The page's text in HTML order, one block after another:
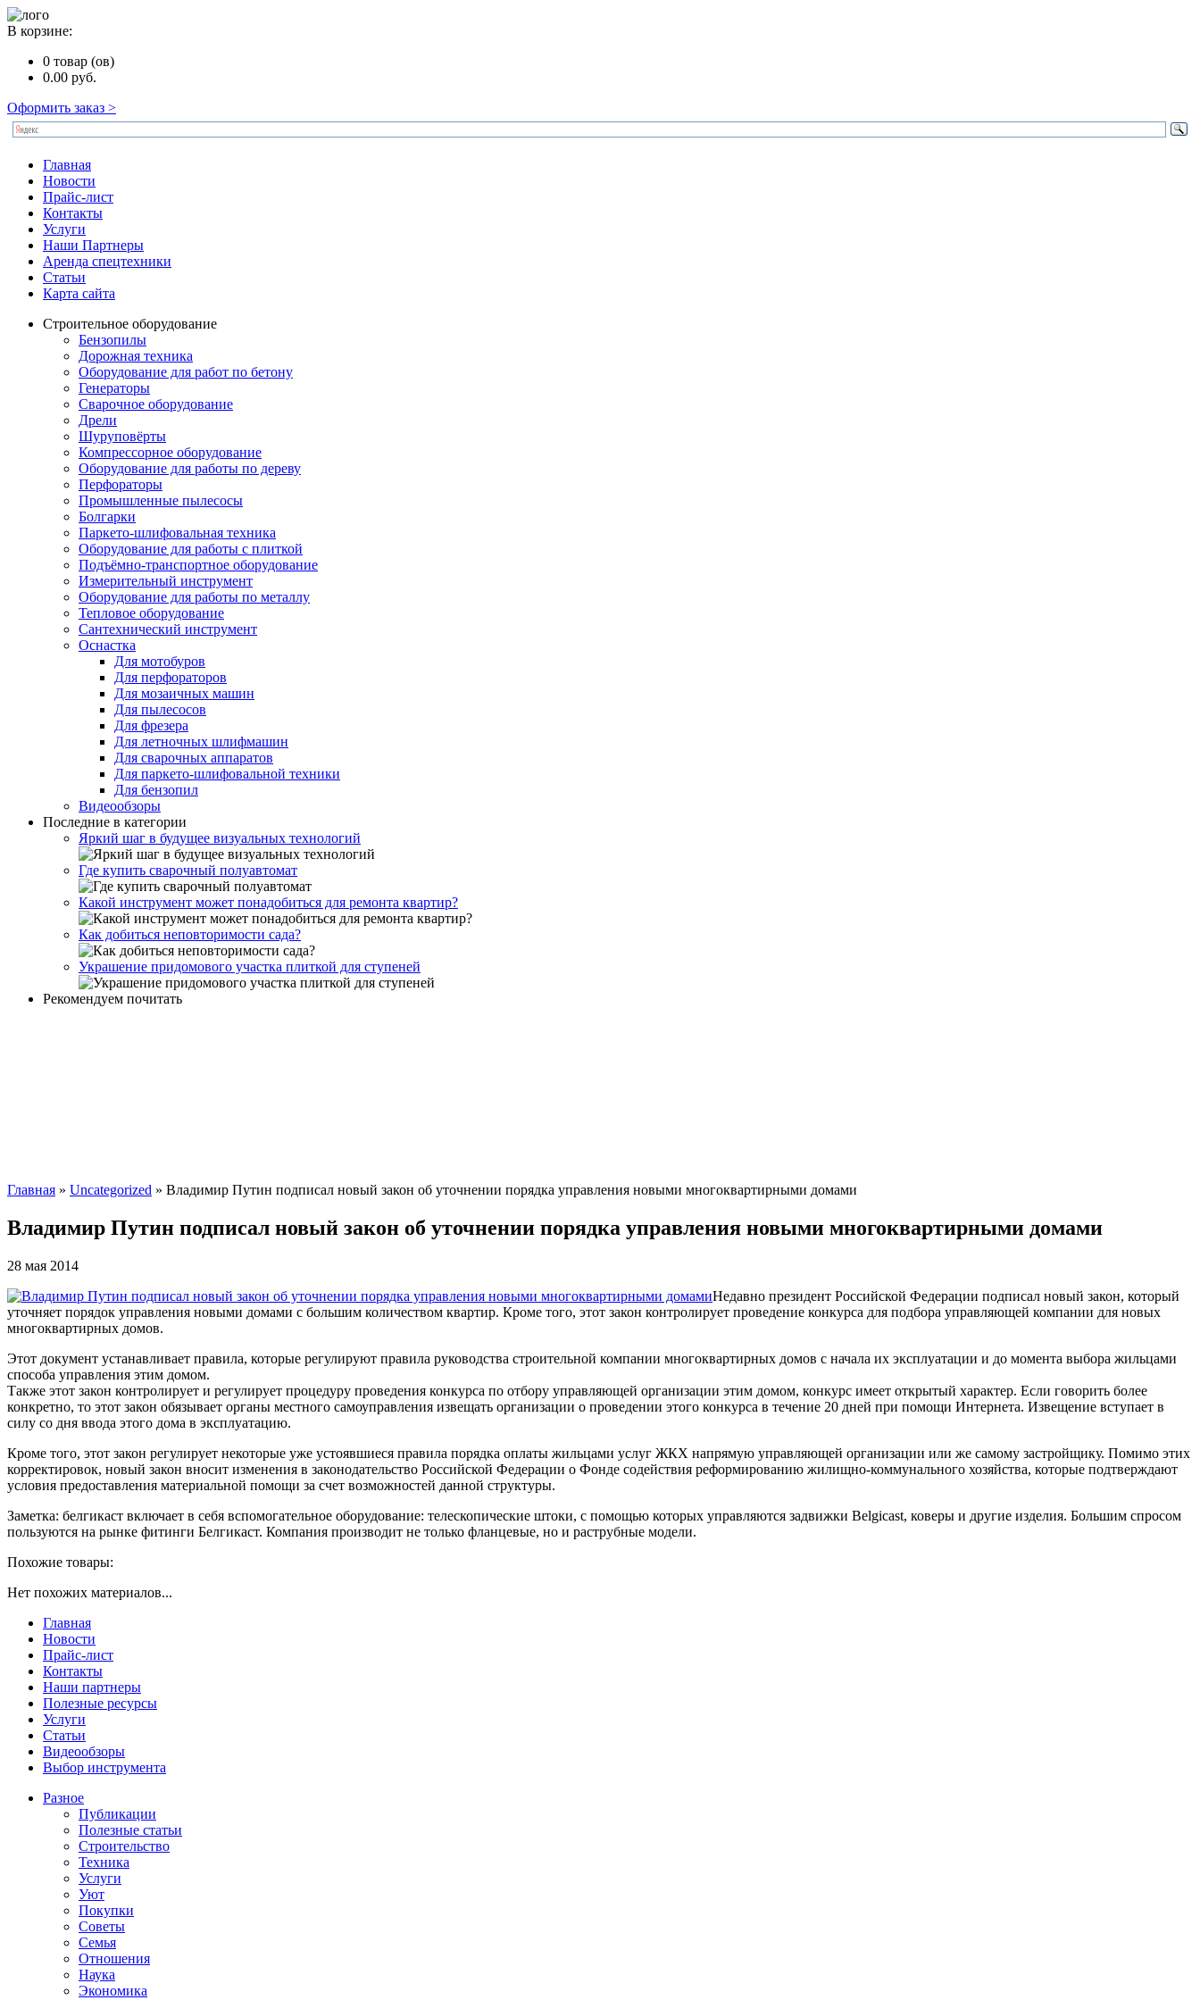
В корзине:
0 товар (ов)
0.00 руб.
Оформить заказ >
Главная
Новости
Прайс-лист
Контакты
Услуги
Наши Партнеры
Аренда спецтехники
Статьи
Карта сайта
Строительное оборудование
Бензопилы
Дорожная техника
Оборудование для работ по бетону
Генераторы
Сварочное оборудование
Дрели
Шуруповёрты
Компрессорное оборудование
Оборудование для работы по дереву
Перфораторы
Промышленные пылесосы
Болгарки
Паркето-шлифовальная техника
Оборудование для работы с плиткой
Подъёмно-транспортное оборудование
Измерительный инструмент
Оборудование для работы по металлу
Тепловое оборудование
Сантехнический инструмент
Оснастка
Для мотобуров
Для перфораторов
Для мозаичных машин
Для пылесосов
Для фрезера
Для летночных шлифмашин
Для сварочных аппаратов
Для паркето-шлифовальной техники
Для бензопил
Видеообзоры
Последние в категории
Яркий шаг в будущее визуальных технологий
Где купить сварочный полуавтомат
Какой инструмент может понадобиться для ремонта квартир?
Как добиться неповторимости сада?
Украшение придомового участка плиткой для ступеней
Рекомендуем почитать
Главная » Uncategorized » Владимир Путин подписал новый закон об уточнении порядка управления новыми многоквартирными домами
Владимир Путин подписал новый закон об уточнении порядка управления новыми многоквартирными домами
28 мая 2014
Недавно президент Российской Федерации подписал новый закон, который
уточняет порядок управления новыми домами с большим количеством квартир. Кроме того, этот закон контролирует проведение конкурса для подбора управляющей компании для новых
многоквартирных домов.
Этот документ устанавливает правила, которые регулируют правила руководства строительной компании многоквартирных домов с начала их эксплуатации и до момента выбора жильцами
способа управления этим домом.
Также этот закон контролирует и регулирует процедуру проведения конкурса по отбору управляющей организации этим домом, конкурс имеет открытый характер. Если говорить более
конкретно, то этот закон обязывает органы местного самоуправления извещать организации о проведении этого конкурса в течение 20 дней при помощи Интернета. Извещение вступает в
силу со дня ввода этого дома в эксплуатацию.
Кроме того, этот закон регулирует некоторые уже устоявшиеся правила порядка оплаты жильцами услуг ЖКХ напрямую управляющей организации или же самому застройщику. Помимо этих
корректировок, новый закон вносит изменения в законодательство Российской Федерации о Фонде содействия реформированию жилищно-коммунального хозяйства, которые подтверждают
условия предоставления материальной помощи за счет возможностей данной структуры.
Заметка: белгикаст включает в себя вспомогательное оборудование: телескопические штоки, с помощью которых управляются задвижки Belgicast, коверы и другие изделия. Большим спросом
пользуются на рынке фитинги Белгикаст. Компания производит не только фланцевые, но и раструбные модели.
Похожие товары:
Нет похожих материалов...
Главная
Новости
Прайс-лист
Контакты
Наши партнеры
Полезные ресурсы
Услуги
Статьи
Видеообзоры
Выбор инструмента
Разное
Публикации
Полезные статьи
Строительство
Техника
Услуги
Уют
Покупки
Советы
Семья
Отношения
Наука
Экономика